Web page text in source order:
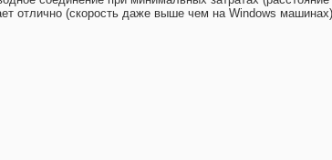
отлично (скорость даже выше чем на Windows машинах)